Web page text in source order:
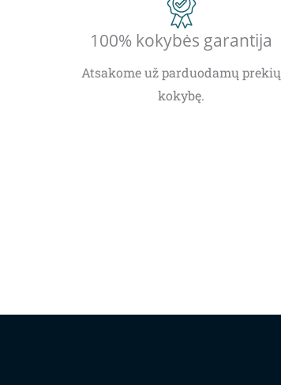
100% kokybės garantija
Atsakome už parduodamų prekių
kokybę.